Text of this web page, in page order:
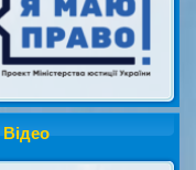
Відео